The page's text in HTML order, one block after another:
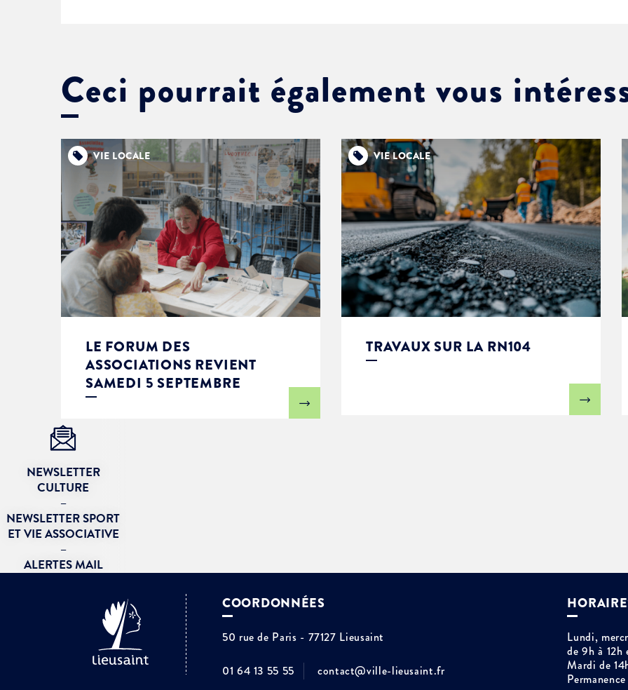
Ceci pourrait également vous
VIE LOCALE
LE FORUM DES
ASSOCIATIONS REVIENT
SAMEDI 5 SEPTEMBRE
VIE LOCALE
TRAVAUX SUR LA RN104
NEWSLETTER
CULTURE
–
NEWSLETTER SPORT
ET VIE ASSOCIATIVE
–
ALERTES MAIL
COORDONNÉES
50 rue de Paris - 77127 Lieusaint
01 64 13 55 55 contact@ville-lieusaint.fr
Lundi,
de 9h à 12h
Mardi de